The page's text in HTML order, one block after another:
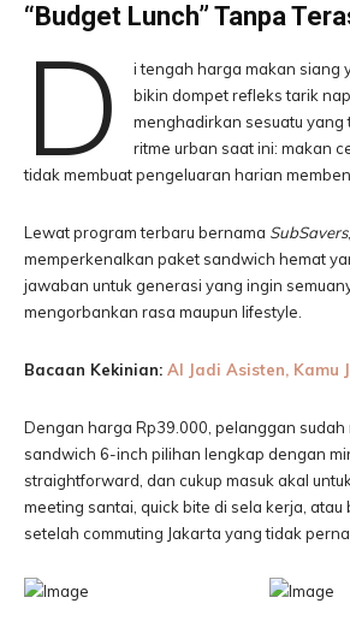
“Budget Lunch” Tanpa
D
i tengah harga makan siang
bikin dompet refleks tarik
menghadirkan sesuatu yang
ritme urban saat ini: makan
tidak membuat pengeluaran harian
Lewat program terbaru bernama SubSavers
memperkenalkan paket sandwich hemat
jawaban untuk generasi yang ingin
mengorbankan rasa maupun lifestyle.
Bacaan Kekinian: AI Jadi Asisten, Kamu
Dengan harga Rp39.000, pelanggan
sandwich 6-inch pilihan lengkap dengan
straightforward, dan cukup masuk akal
meeting santai, quick bite di sela kerja,
setelah commuting Jakarta yang tidak